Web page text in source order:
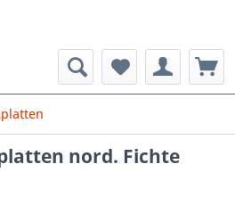
nord. Fichte